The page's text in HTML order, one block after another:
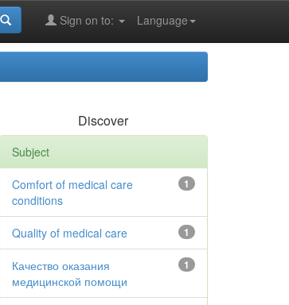
Language
Sign on to:
Discover
Subject
1
Comfort of medical care
conditions
1
Quality of medical care
1
Качество оказания
медицинской помощи